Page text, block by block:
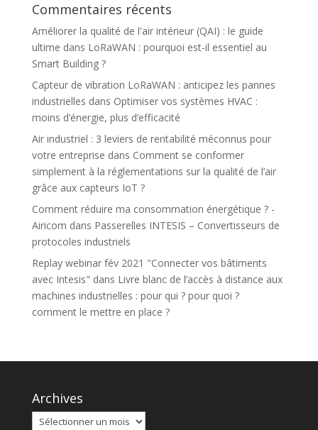
Commentaires récents
Améliorer la qualité de l'air intérieur (QAI) : le guide
ultime dans LoRaWAN : pourquoi est-il essentiel au
Smart Building ?
Capteur de vibration LoRaWAN : anticipez les pannes
industrielles dans Optimiser vos systèmes HVAC :
moins d’énergie, plus d’efficacité
Air industriel : 3 leviers de rentabilité méconnus pour
votre entreprise dans Comment se conformer
simplement à la réglementations sur la qualité de l’air
grâce aux capteurs IoT ?
Comment réduire ma consommation énergétique ? -
Airicom dans Passerelles INTESIS – Convertisseurs de
protocoles industriels
Replay webinar fév 2021 "Connecter vos bâtiments
avec Intesis" dans Livre blanc de l’accès à distance aux
machines industrielles : pour qui ? pour quoi ?
comment le mettre en place ?
Archives